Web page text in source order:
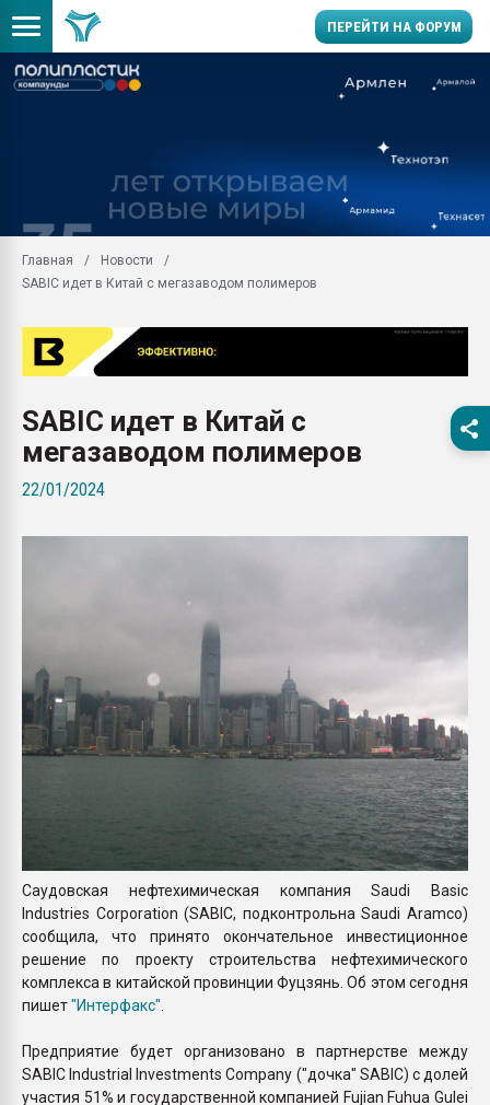
ПЕРЕЙТИ НА ФОРУМ
пластмасс
28.07.2026
ситуацией на
поликарбоната и АБС-
26.07.2022 "Сибирский
намного дороже
Главная
Новости
SABIC идет в Китай с мегазаводом полимеров
SABIC идет в Китай с
мегазаводом полимеров
22/01/2024
Саудовская нефтехимическая компания Saudi Basic
Industries Corporation (SABIC, подконтрольна Saudi Aramco)
сообщила, что принято окончательное инвестиционное
решение по проекту строительства нефтехимического
комплекса в китайской провинции Фуцзянь. Об этом сегодня
пишет"Интерфакс"
Предприятие будет организовано в партнерстве между
SABIC Industrial Investments Company ("дочка" SABIC) с долей
участия 51% и государственной компанией Fujian Fuhua Gulei